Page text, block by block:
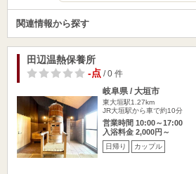
関連情報から探す
田辺温熱保養所
-点/ 0 件
岐阜県 / 大垣市
東大垣駅1.27km
JR大垣駅から車で約10分
営業時間 10:00～17:00
入浴料金 2,000円～
日帰り カップル